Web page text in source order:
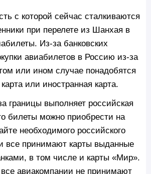
с которой сейчас сталкиваются
при перелете из Шанхая в
Из-за банковских
авиабилетов в Россию из-за
или ином случае понадобятся
или иностранная карта.
границы выполняет российская
билеты можно приобрести на
необходимого российского
все принимают карты выданные
в том числе и карты «Мир».
авиакомпании не принимают